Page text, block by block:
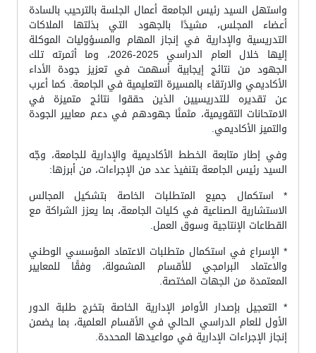
واستهل السيد رئيس الجامعة أعمال الجلسة بالترحيب بالسادة
أعضاء المجلس، مشيدًا بالجهود التي بذلتها الملاكات
التدريسية والإدارية في إنجاز المهام والمسؤوليات الموكلة
إليها خلال العام الدراسي 2025-2026، وما أثمرته تلك
الجهود من نتائج إيجابية أسهمت في تعزيز جودة الأداء
الأكاديمي والارتقاء بالمسيرة التعليمية في الجامعة. كما أعرب
عن تقديره للتدريسيين الذين حققوا نتائج متميزة في
الامتحانات التقويمية، مثمنًا جهودهم في دعم معايير الجودة
والتميز الأكاديمي.
وفي إطار متابعة الخطط الأكاديمية والإدارية للجامعة، وجّه
السيد رئيس الجامعة بتنفيذ عدد من الإجراءات، من أبرزها:
* استكمال جميع المتطلبات الخاصة بتشكيل المجالس
الاستشارية الصناعية في كليات الجامعة، بما يعزز الشراكة مع
القطاعات الإنتاجية وسوق العمل.
* الإسراع في استكمال متطلبات الاعتماد المؤسسي الوطني
والاعتماد البرامجي للأقسام المشمولة، وفقًا للمعايير
المعتمدة من الجهات المختصة.
* التعجيل بإصدار الأوامر الإدارية الخاصة بتخرج طلبة الدور
الأول للعام الدراسي الحالي في الأقسام العلمية، بما يضمن
إنجاز الإجراءات الإدارية في مواعيدها المحددة.